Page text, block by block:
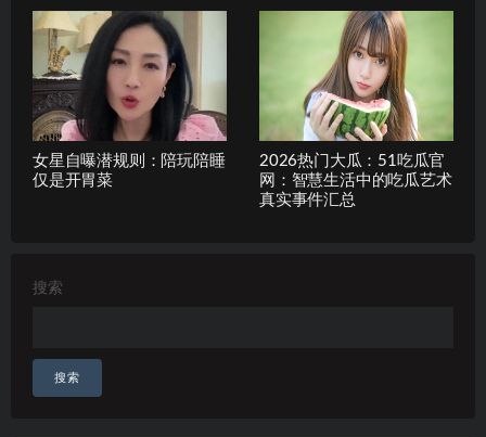
女星自曝潜规则：陪玩陪睡
仅是开胃菜
2026热门大瓜：51吃瓜官
网：智慧生活中的吃瓜艺术
真实事件汇总
搜索
搜索